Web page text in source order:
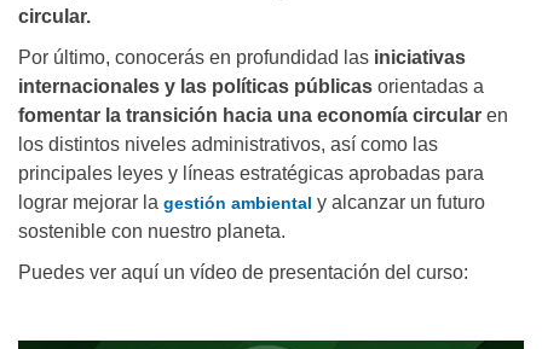
circular.
Por último, conocerás en profundidad las iniciativas
internacionales y las políticas públicas orientadas a
fomentar la transición hacia una economía circular en
los distintos niveles administrativos, así como las
principales leyes y líneas estratégicas aprobadas para
lograr mejorar la gestión ambiental y alcanzar un futuro
sostenible con nuestro planeta.
Puedes ver aquí un vídeo de presentación del curso: